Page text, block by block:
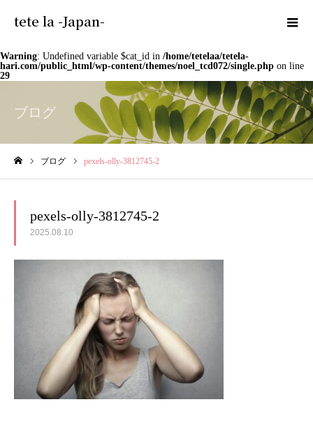
tete la -Japan-
Warning: Undefined variable $cat_id in /home/tetelaa/tetela-
hari.com/public_html/wp-content/themes/noel_tcd072/single.php on line
29
ブログ
ブログ pexels-olly-3812745-2
pexels-olly-3812745-2
2025.08.10